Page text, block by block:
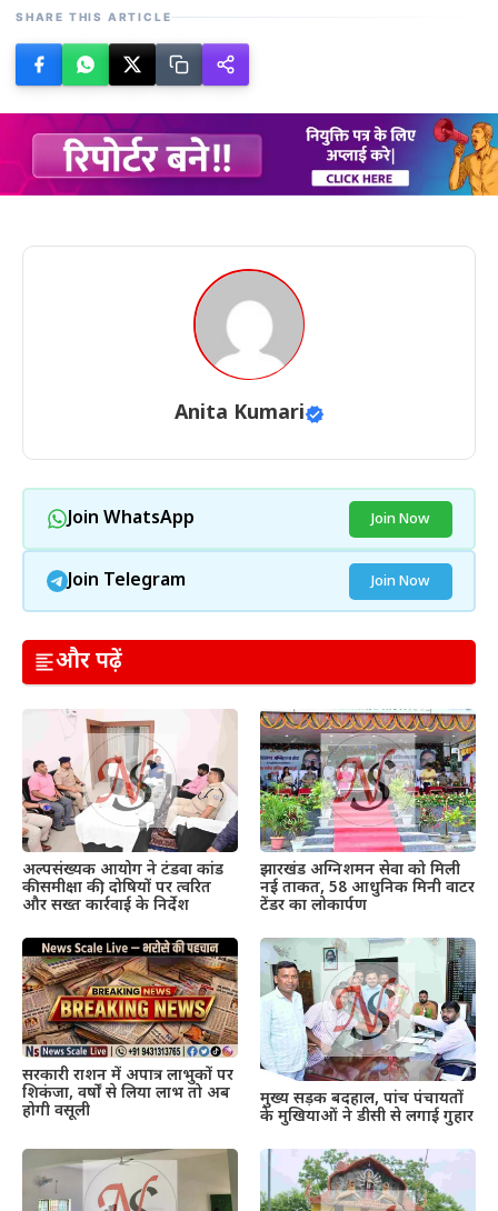
SHARE THIS ARTICLE
Anita Kumari
Join WhatsApp Join Now
Join Telegram Join Now
और पढ़ें
अल्पसंख्यक आयोग ने टंडवा कांड
की समीक्षा की, दोषियों पर त्वरित
और सख्त कार्रवाई के निर्देश
झारखंड अग्निशमन सेवा को मिली
नई ताकत, 58 आधुनिक मिनी वाटर
टेंडर का लोकार्पण
सरकारी राशन में अपात्र लाभुकों पर
शिकंजा, वर्षों से लिया लाभ तो अब
होगी वसूली
मुख्य सड़क बदहाल, पांच पंचायतों
के मुखियाओं ने डीसी से लगाई गुहार